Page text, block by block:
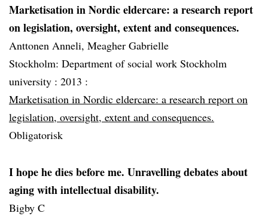
Marketisation in Nordic eldercare: a research report
on legislation, oversight, extent and consequences.
Anttonen Anneli, Meagher Gabrielle
Stockholm: Department of social work Stockholm
university : 2013 :
Marketisation in Nordic eldercare: a research report on
legislation, oversight, extent and consequences.
Obligatorisk
I hope he dies before me. Unravelling debates about
aging with intellectual disability.
Bigby C